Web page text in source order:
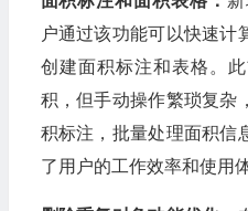
户通过该功能可以快速计
创建面积标注和表格。
积，但手动操作繁琐复杂
积标注，批量处理面积信
了用户的工作效率和使用体